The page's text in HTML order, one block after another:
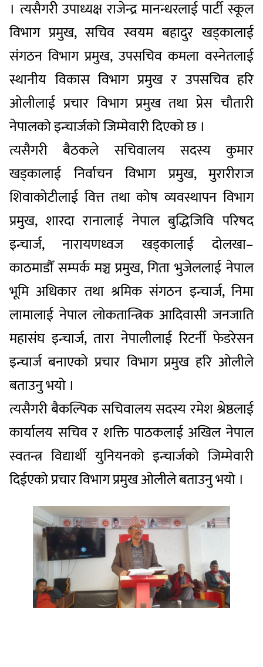
। त्यसैगरीे उपाध्यक्ष राजेन्द्र मानन्धरलाई पार्टी स्कूल
विभाग प्रमुख, सचिव स्वयम बहादुर खड्कालाई
संगठन विभाग प्रमुख, उपसचिव कमला वस्नेतलाई
स्थानीय विकास विभाग प्रमुख र उपसचिव हरि
ओलीलाई प्रचार विभाग प्रमुख तथा प्रेस चौतारी
नेपालको इन्चार्जको जिम्मेवारी दिएको छ ।
त्यसैगरी बैठकले सचिवालय सदस्य कुमार
खड्कालाई निर्वाचन विभाग प्रमुख, मुरारीराज
शिवाकोटीलाई वित्त तथा कोष व्यवस्थापन विभाग
प्रमुख, शारदा रानालाई नेपाल बुद्धिजिवि परिषद
इन्चार्ज, नारायणध्वज खड्कालाई दोलखा–
काठमाडौँ सम्पर्क मञ्च प्रमुख, गिता भुजेललाई नेपाल
भूमि अधिकार तथा श्रमिक संगठन इन्चार्ज, निमा
लामालाई नेपाल लोकतान्त्रिक आदिवासी जनजाति
महासंघ इन्चार्ज, तारा नेपालीलाई रिटर्नी फेडरेसन
इन्चार्ज बनाएको प्रचार विभाग प्रमुख हरि ओलीले
बताउनु भयो ।
त्यसैगरी बैकल्पिक सचिवालय सदस्य रमेश श्रेष्ठलाई
कार्यालय सचिव र शक्ति पाठकलाई अखिल नेपाल
स्वतन्त्र विद्यार्थी युनियनको इन्चार्जको जिम्मेवारी
दिईएको प्रचार विभाग प्रमुख ओलीले बताउनु भयो ।